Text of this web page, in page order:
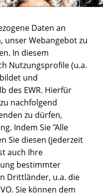
Daten an
unser Webangebot zu
In diesem
Nutzungsprofile (u.a.
und
des EWR. Hierfür
nachfolgend
zu dürfen,
Indem Sie "Alle
Sie diesen (jederzeit
auch Ihre
bestimmter
Drittländer, u.a. die
Sie können dem